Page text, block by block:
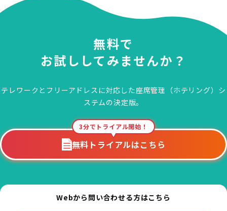
無料で
お試ししてみませんか？
テレワークとフリーアドレスに対応した座席管理（ホテリング）シ
ステムの決定版。
無料トライアルはこちら
3分でトライアル開始！
Webから問い合わせる方はこちら